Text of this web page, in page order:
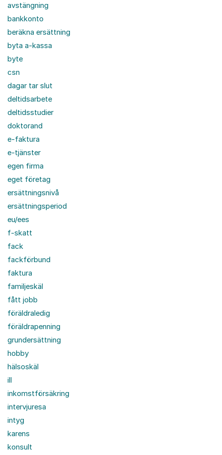
avstängning
bankkonto
beräkna ersättning
byta a-kassa
byte
csn
dagar tar slut
deltidsarbete
deltidsstudier
doktorand
e-faktura
e-tjänster
egen firma
eget företag
ersättningsnivå
ersättningsperiod
eu/ees
f-skatt
fack
fackförbund
faktura
familjeskäl
fått jobb
föräldraledig
föräldrapenning
grundersättning
hobby
hälsoskäl
ill
inkomstförsäkring
intervjuresa
intyg
karens
konsult